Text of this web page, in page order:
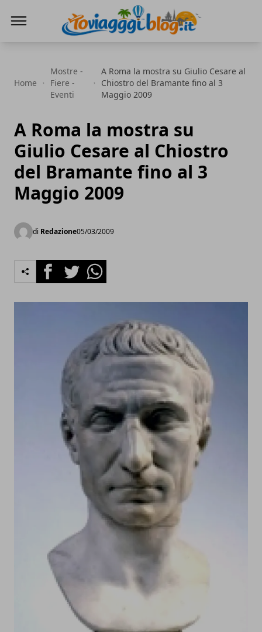
Home
Mostre -
Fiere -
Eventi
A Roma la mostra su Giulio Cesare al
Chiostro del Bramante fino al 3
Maggio 2009
A Roma la mostra su
Giulio Cesare al Chiostro
del Bramante fino al 3
Maggio 2009
di Redazione05/03/2009
FacebookTwitterWhatsapp